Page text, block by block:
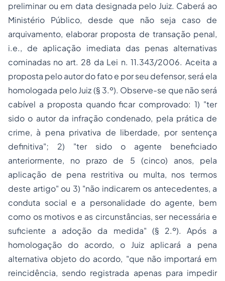
preliminar ou em data designada pelo Juiz. Caberá ao
Ministério Público, desde que não seja caso de
arquivamento, elaborar proposta de transação penal,
i.e., de aplicação imediata das penas alternativas
cominadas no art. 28 da Lei n. 11.343/2006. Aceita a
proposta pelo autor do fato e por seu defensor, será ela
homologada pelo Juiz (§ 3.º). Observe-se que não será
cabível a proposta quando ficar comprovado: 1) "ter
sido o autor da infração condenado, pela prática de
crime, à pena privativa de liberdade, por sentença
definitiva"; 2) "ter sido o agente beneficiado
anteriormente, no prazo de 5 (cinco) anos, pela
aplicação de pena restritiva ou multa, nos termos
deste artigo" ou 3) "não indicarem os antecedentes, a
conduta social e a personalidade do agente, bem
como os motivos e as circunstâncias, ser necessária e
suficiente a adoção da medida" (§ 2.º). Após a
homologação do acordo, o Juiz aplicará a pena
alternativa objeto do acordo, "que não importará em
reincidência, sendo registrada apenas para impedir